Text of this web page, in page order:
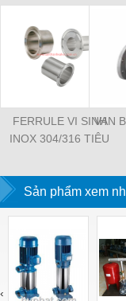
FERRULE VI SINH
INOX 304/316 TIÊU
VAN
Sản phẩm xem
‹